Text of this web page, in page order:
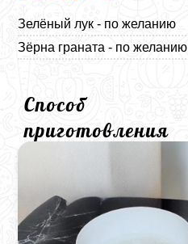
Зелёный лук - по желанию
Зёрна граната - по желанию
Способ
приготовления